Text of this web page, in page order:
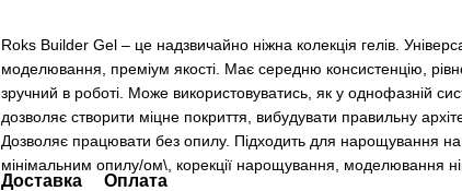
Roks Builder Gel – це надзвичайно ніжна колекція гелів.
моделювання, преміум якості. Має середню консистенцію,
зручний в роботі. Може використовуватись, як у однофазній
дозволяє створити міцне покриття, вибудувати правильну
Дозволяє працювати без опилу. Підходить для нарощування
мінімальним опилу/ом\, корекції нарощування, моделювання
Доставка Оплата